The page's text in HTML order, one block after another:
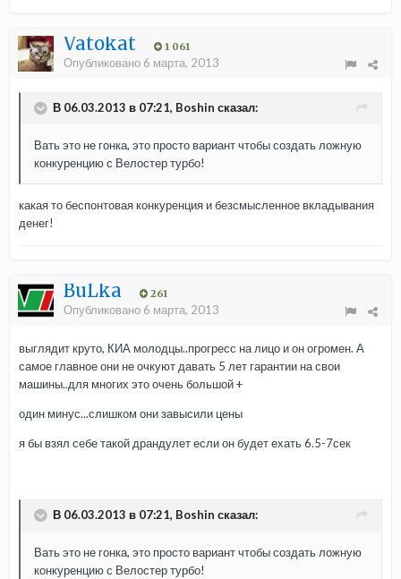
Vatokat 1 061
Опубликовано 6 марта, 2013
В 06.03.2013 в 07:21, Boshin сказал:
Вать это не гонка, это просто вариант чтобы создать ложную
конкуренцию с Велостер турбо!
какая то беспонтовая конкуренция и безсмысленное вкладывания
денег!
BuLka 261
Опубликовано 6 марта, 2013
выглядит круто, КИА молодцы..прогресс на лицо и он огромен. А
самое главное они не очкуют давать 5 лет гарантии на свои
машины..для многих это очень большой +
один минус...слишком они завысили цены
я бы взял себе такой драндулет если он будет ехать 6.5-7сек
В 06.03.2013 в 07:21, Boshin сказал:
Вать это не гонка, это просто вариант чтобы создать ложную
конкуренцию с Велостер турбо!